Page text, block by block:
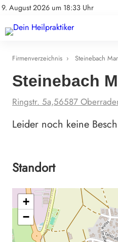
9. August 2026 um 18:33 Uhr
Impressum
Natürliche Medizin
Heilpflanzen & Kräuterkunde
Firmenverzeichnis › Steinebach
Steinebach
Ringstr. 5a,56587
Leider noch keine
Standort
+
−